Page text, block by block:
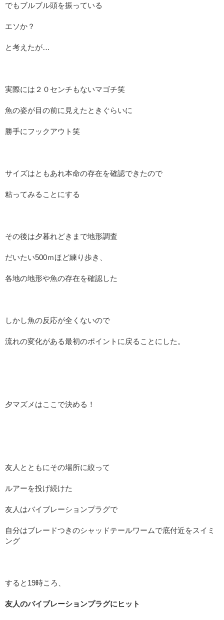
でもブルブル頭を振っている
エソか？
と考えたが…
実際には２０センチもないマゴチ笑
魚の姿が目の前に見えたときぐらいに
勝手にフックアウト笑
サイズはともあれ本命の存在を確認できたので
粘ってみることにする
その後は夕暮れどきまで地形調査
だいたい500ｍほど練り歩き、
各地の地形や魚の存在を確認した
しかし魚の反応が全くないので
流れの変化がある最初のポイントに戻ることにした。
夕マズメはここで決める！
友人とともにその場所に絞って
ルアーを投げ続けた
友人はバイブレーションプラグで
自分はブレードつきのシャッドテールワームで底付近をスイミ
ング
すると19時ころ、
友人のバイブレーションプラグにヒット